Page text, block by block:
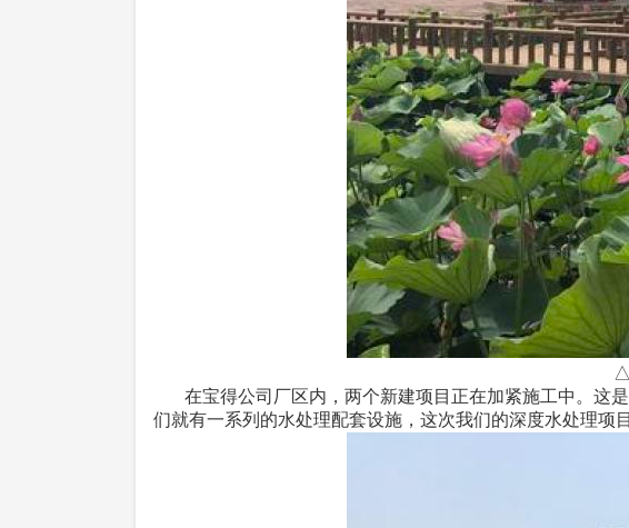
△
在宝得公司厂区内，两个新建项目正在加紧施工中。这是
们就有一系列的水处理配套设施，这次我们的深度水处理项